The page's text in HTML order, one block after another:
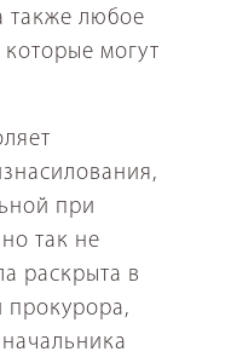
также любое
могут
при
так не
раскрыта в
прокурора,